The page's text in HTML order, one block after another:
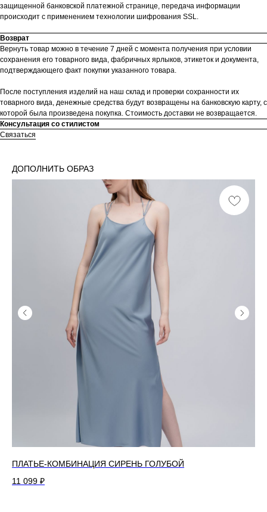
защищенной банковской платежной странице, передача информации
происходит с применением технологии шифрования SSL.
Возврат
Вернуть товар можно в течение 7 дней с момента получения при условии
сохранения его товарного вида, фабричных ярлыков, этикеток и документа,
подтверждающего факт покупки указанного товара.
После поступления изделий на наш склад и проверки сохранности их
товарного вида, денежные средства будут возвращены на банковскую карту, с
которой была произведена покупка. Стоимость доставки не возвращается.
Консультация со стилистом
Связаться
ДОПОЛНИТЬ ОБРАЗ
ПЛАТЬЕ-КОМБИНАЦИЯ СИРЕНЬ ГОЛУБОЙ
11 099 ₽